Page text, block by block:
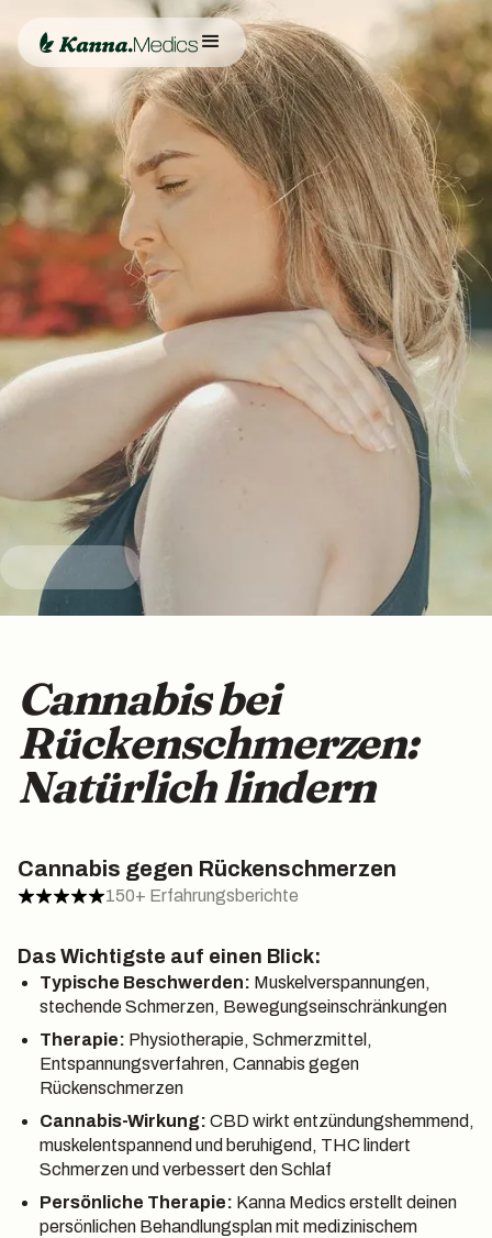
Cannabis bei
Rückenschmerzen:
Natürlich lindern
Cannabis gegen Rückenschmerzen
150+ Erfahrungsberichte
Das Wichtigste auf einen Blick:‍
Typische Beschwerden: Muskelverspannungen,
stechende Schmerzen, Bewegungseinschränkungen
Therapie: Physiotherapie, Schmerzmittel,
Entspannungsverfahren, Cannabis gegen
Rückenschmerzen
Cannabis-Wirkung: CBD wirkt entzündungshemmend,
muskelentspannend und beruhigend, THC lindert
Schmerzen und verbessert den Schlaf
Persönliche Therapie: Kanna Medics erstellt deinen
persönlichen Behandlungsplan mit medizinischem